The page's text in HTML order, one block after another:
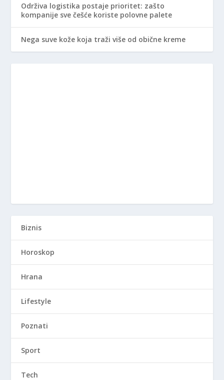
Održiva logistika postaje prioritet: zašto
kompanije sve češće koriste polovne palete
Nega suve kože koja traži više od obične kreme
Biznis
Horoskop
Hrana
Lifestyle
Poznati
Sport
Tech